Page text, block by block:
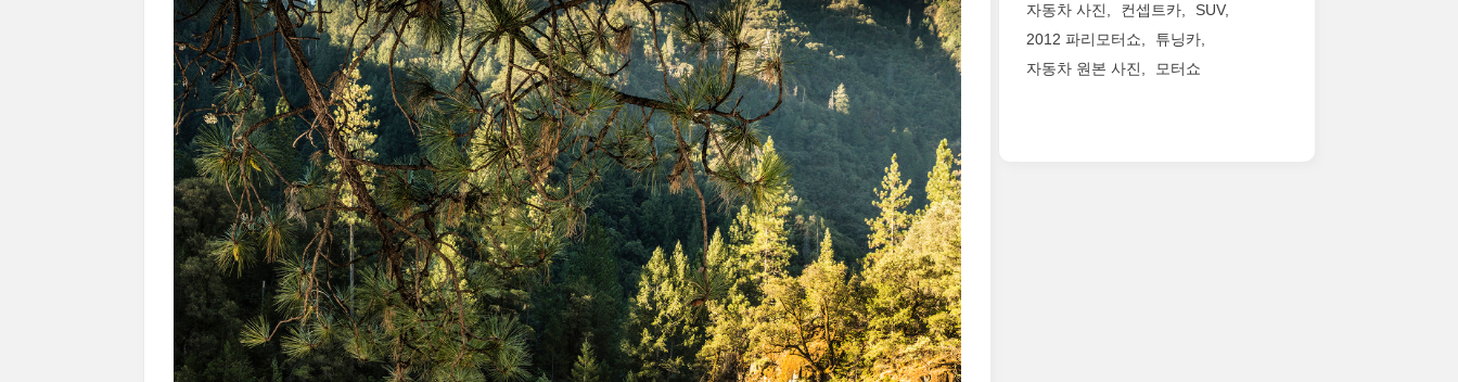
자동차 사진
컨셉트카
SUV
2012 파리모터쇼
튜닝카
자동차 원본 사진
모터쇼